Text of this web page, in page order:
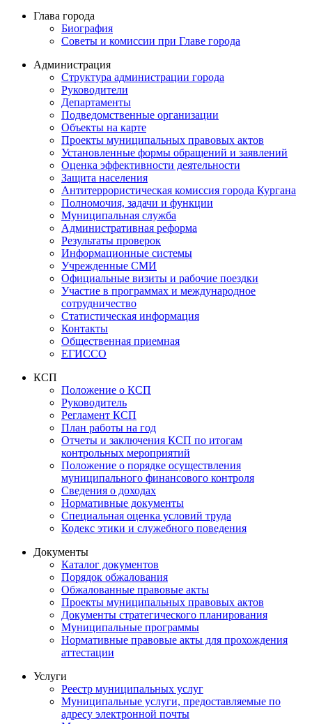
Глава города
Биография
Советы и комиссии при Главе города
Администрация
Структура администрации города
Руководители
Департаменты
Подведомственные организации
Объекты на карте
Проекты муниципальных правовых актов
Установленные формы обращений и заявлений
Оценка эффективности деятельности
Защита населения
Антитеррористическая комиссия города Кургана
Полномочия, задачи и функции
Муниципальная служба
Административная реформа
Результаты проверок
Информационные системы
Учрежденные СМИ
Официальные визиты и рабочие поездки
Участие в программах и международное
сотрудничество
Статистическая информация
Контакты
Общественная приемная
ЕГИССО
КСП
Положение о КСП
Руководитель
Регламент КСП
План работы на год
Отчеты и заключения КСП по итогам
контрольных мероприятий
Положение о порядке осуществления
муниципального финансового контроля
Сведения о доходах
Нормативные документы
Специальная оценка условий труда
Кодекс этики и служебного поведения
Документы
Каталог документов
Порядок обжалования
Обжалованные правовые акты
Проекты муниципальных правовых актов
Документы стратегического планирования
Муниципальные программы
Нормативные правовые акты для прохождения
аттестации
Услуги
Реестр муниципальных услуг
Муниципальные услуги, предоставляемые по
адресу электронной почты